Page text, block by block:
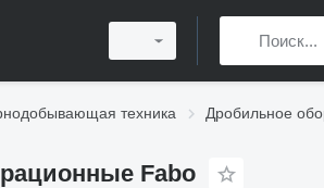
техника Дробильное
Fabo